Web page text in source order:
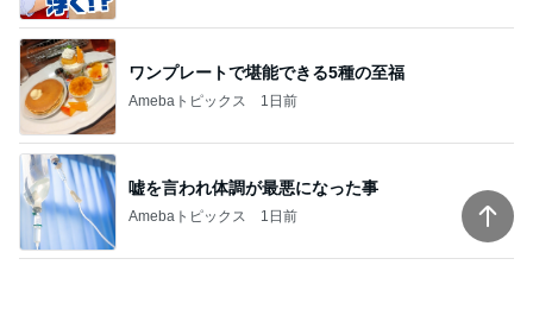
ワンプレートで堪能できる5種の至福
Amebaトピックス 1日前
嘘を言われ体調が最悪になった事
Amebaトピックス 1日前